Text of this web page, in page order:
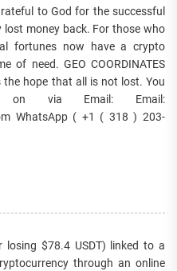
to God for the successful
lost money back. For those who
fortunes now have a crypto
of need. GEO COORDINATES
the hope that all is not lost. You
via Email: Email:
WhatsApp ( +1 ( 318 ) 203-
$78.4 USDT) linked to a
through an online